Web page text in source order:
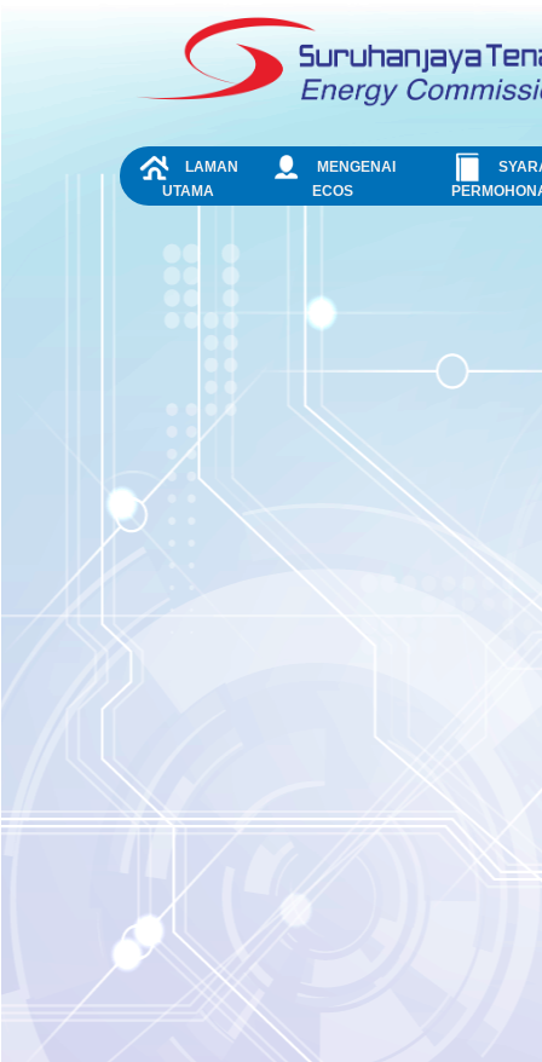
NAVIGATION
LAMAN
UTAMA
MENGENAI
ECOS